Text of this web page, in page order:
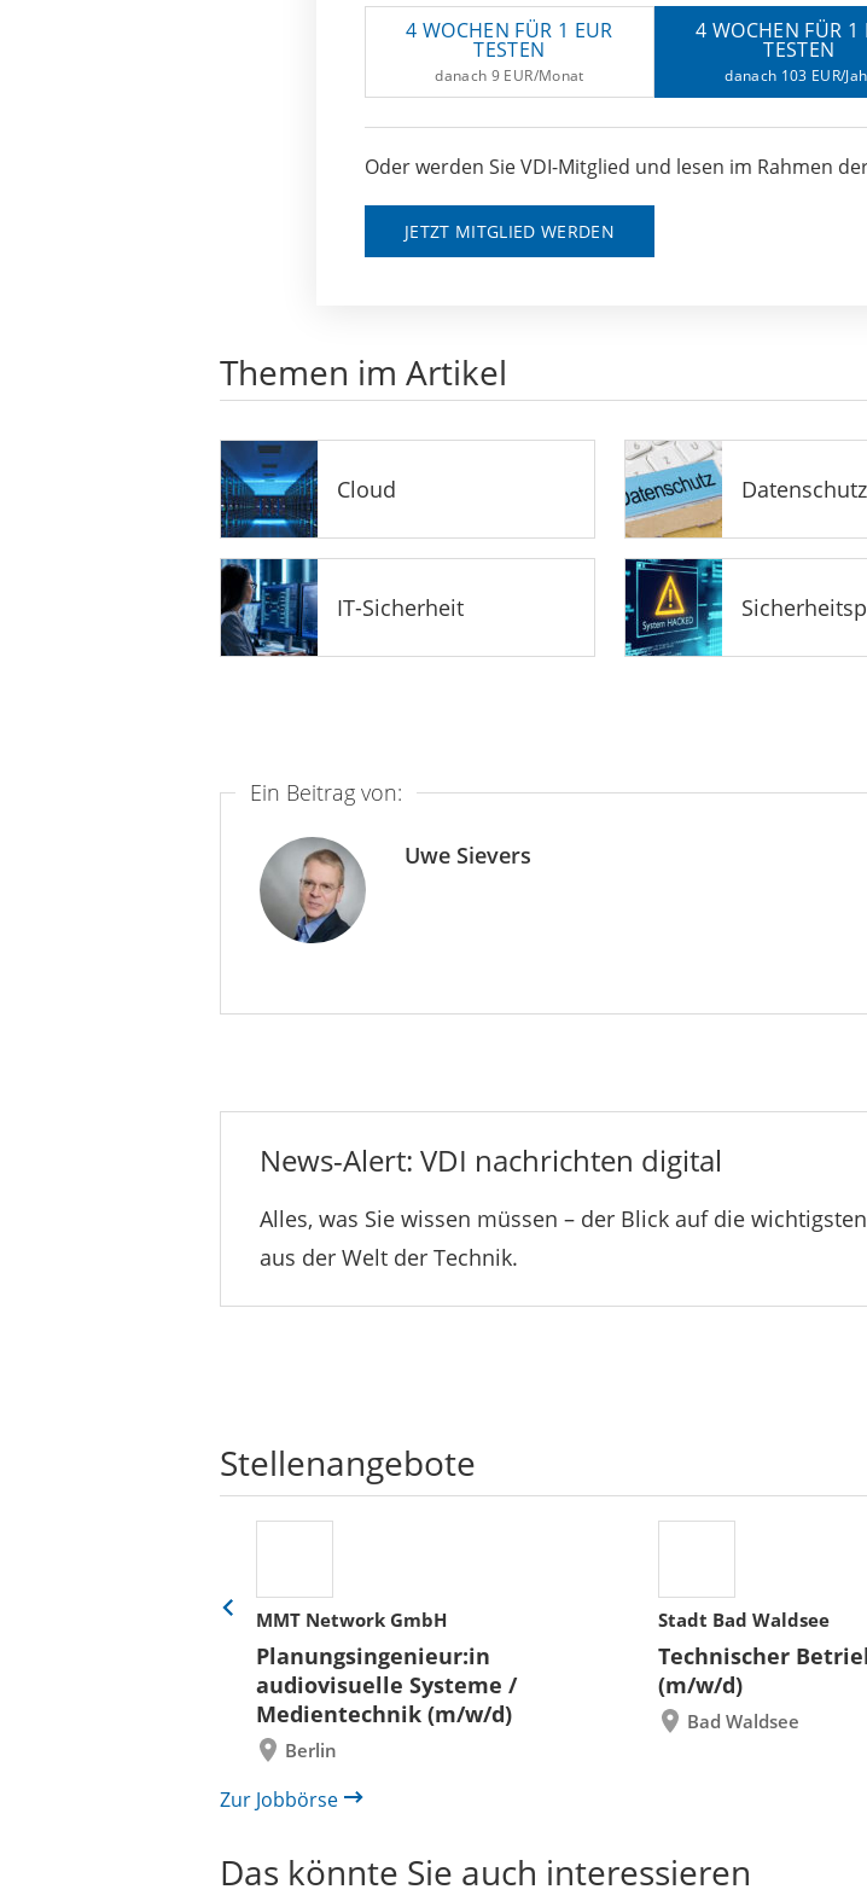
4 WOCHEN FÜR 1 EUR
TESTEN
danach 9 EUR/Monat
4 WOCHEN FÜR 1
TESTEN
danach 103 EUR/
Oder werden Sie VDI-Mitglied und lesen im Rahmen
JETZT MITGLIED WERDEN
Themen im Artikel
Cloud Datenschutz
IT-Sicherheit
Ein Beitrag von:
Uwe Sievers
News-Alert: VDI nachrichten digital
Alles, was Sie wissen müssen – der Blick auf die
aus der Welt der Technik.
Stellenangebote
MMT Network GmbH
Planungsingenieur:in
audiovisuelle Systeme /
Medientechnik (m/w/d)
Berlin
Stadt Bad Waldsee
Technischer
(m/w/d)
Bad Waldsee
Eine
zurück
Zur Jobbörse
Das könnte Sie auch interessieren